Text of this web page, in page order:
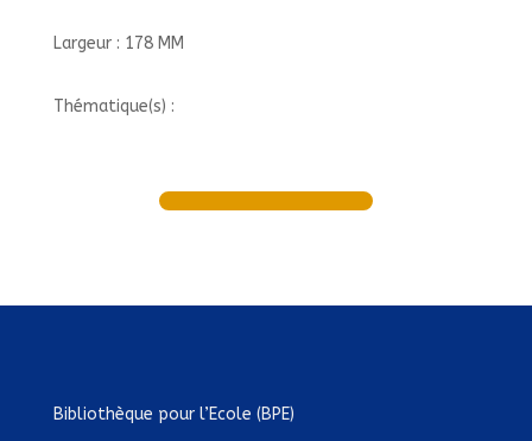
Largeur : 178 MM
Thématique(s) :
Bibliothèque pour l’Ecole (BPE)